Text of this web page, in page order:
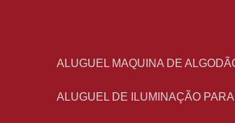
ALUGUEL MAQUINA DE
ALUGUEL DE ILUMINAÇÃO